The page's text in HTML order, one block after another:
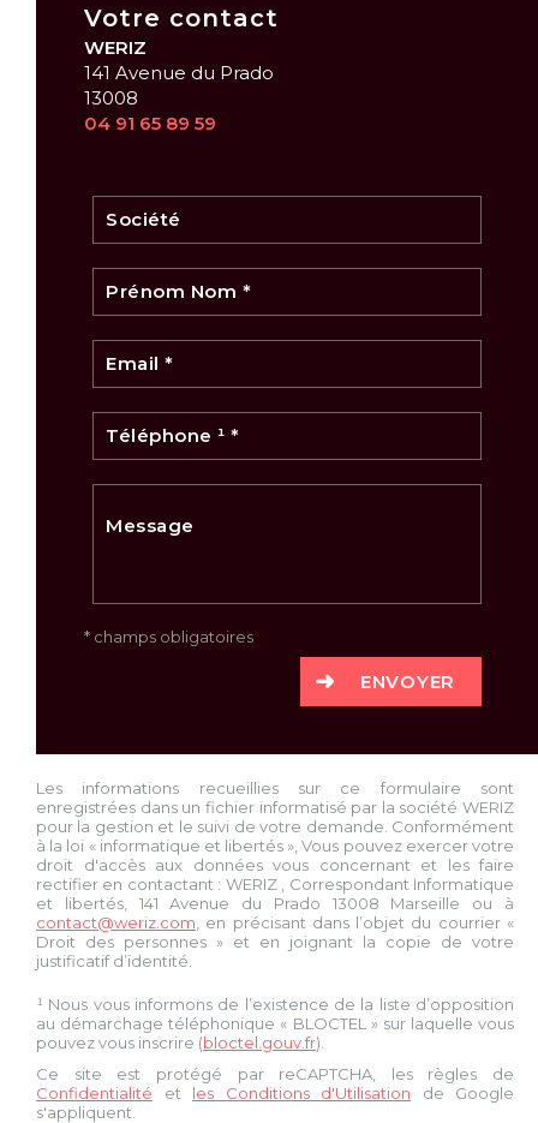
Votre contact
WERIZ
141 Avenue du Prado
13008
04 91 65 89 59
* champs obligatoires
ENVOYER
Les informations recueillies sur ce formulaire sont
enregistrées dans un fichier informatisé par la société WERIZ
pour la gestion et le suivi de votre demande. Conformément
à la loi « informatique et libertés », Vous pouvez exercer votre
droit d'accès aux données vous concernant et les faire
rectifier en contactant : WERIZ
, Correspondant Informatique
et libertés, 141 Avenue du Prado 13008 Marseille ou à
contact@weriz.com , en précisant dans l’objet du courrier «
Droit des personnes » et en joignant la copie de votre
justificatif d’identité.
¹ Nous vous informons de l’existence de la liste d’opposition
au démarchage téléphonique « BLOCTEL » sur laquelle vous
pouvez vous inscrire (bloctel.gouv.fr).
Ce site est protégé par reCAPTCHA, les règles de
Confidentialité et les Conditions d'Utilisation de Google
s'appliquent.